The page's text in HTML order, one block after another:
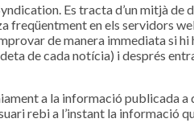
Es tracta d’un mitjà
freqüentment en els servidors
de manera immediata si
de cada notícia) i després
a la informació publicada
rebi a l’instant la informació